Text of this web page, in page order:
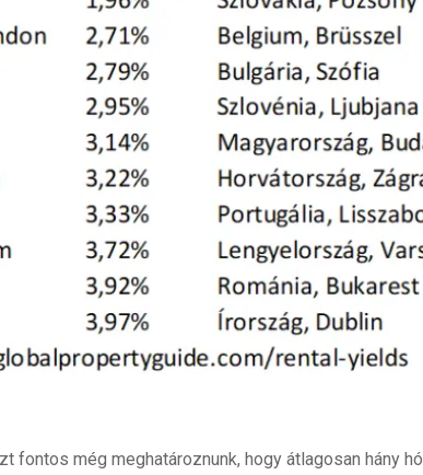
fontos még meghatároznunk, hogy átlagosan hány